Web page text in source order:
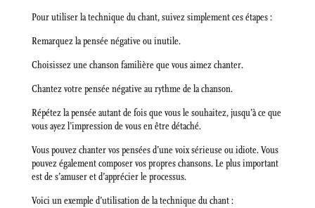
Pour utiliser la technique du chant, suivez simplement ces étapes :
Remarquez la pensée négative ou inutile.
Choisissez une chanson familière que vous aimez chanter.
Chantez votre pensée négative au rythme de la chanson.
Répétez la pensée autant de fois que vous le souhaitez, jusqu’à ce que
vous ayez l’impression de vous en être détaché.
Vous pouvez chanter vos pensées d’une voix sérieuse ou idiote. Vous
pouvez également composer vos propres chansons. Le plus important
est de s’amuser et d’apprécier le processus.
Voici un exemple d’utilisation de la technique du chant :